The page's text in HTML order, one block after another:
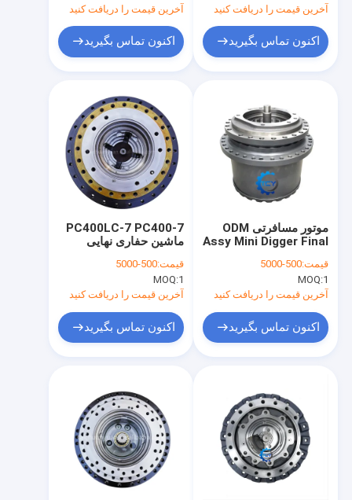
آخرین قیمت را دریافت کنید
اکنون تماس بگیرید
آخرین قیمت را دریافت کنید
اکنون تماس بگیرید
PC400LC-7 PC400-7
ماشین حفاری نهایی
00281 208-27-00423
208-27-00312 208-
27-00250
قیمت:500-5000
MOQ:1
آخرین قیمت را دریافت کنید
اکنون تماس بگیرید
موتور مسافرتی ODM
Assy Mini Digger Final
Dx380 Dx420lc 401-
0005A TM70VD
قیمت:500-5000
MOQ:1
آخرین قیمت را دریافت کنید
اکنون تماس بگیرید